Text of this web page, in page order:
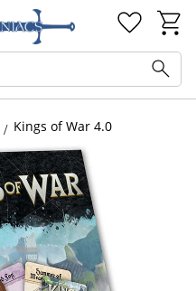
Kings of War 4.0